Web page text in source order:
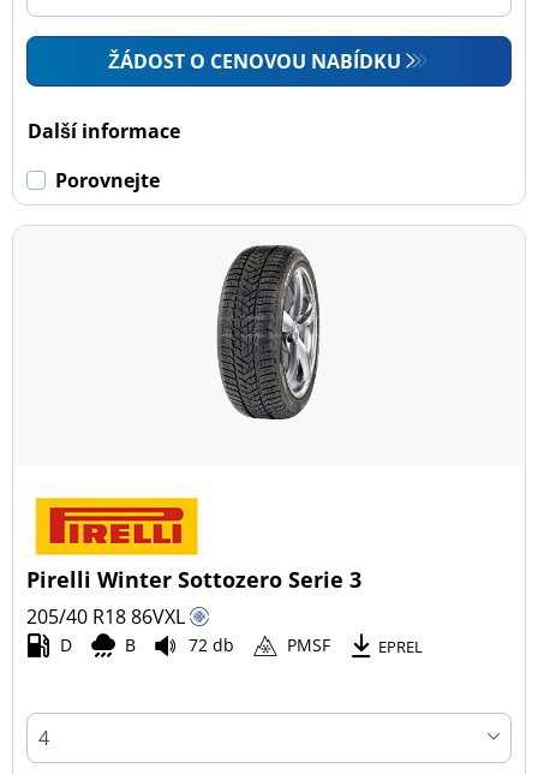
ŽÁDOST O CENOVOU NABÍDKU
Další informace
Porovnejte
Pirelli Winter Sottozero Serie 3
205/40 R1886VXL
D B 72 db PMSF EPREL